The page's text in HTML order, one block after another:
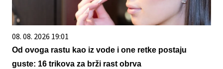
08. 08. 2026 19:01
Od ovoga rastu kao iz vode i one retke postaju
guste: 16 trikova za brži rast obrva